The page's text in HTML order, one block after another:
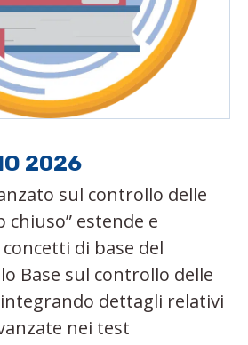
2026
sul controllo delle
estende e
di base del
Base sul controllo delle
integrando dettagli relativi
nei test